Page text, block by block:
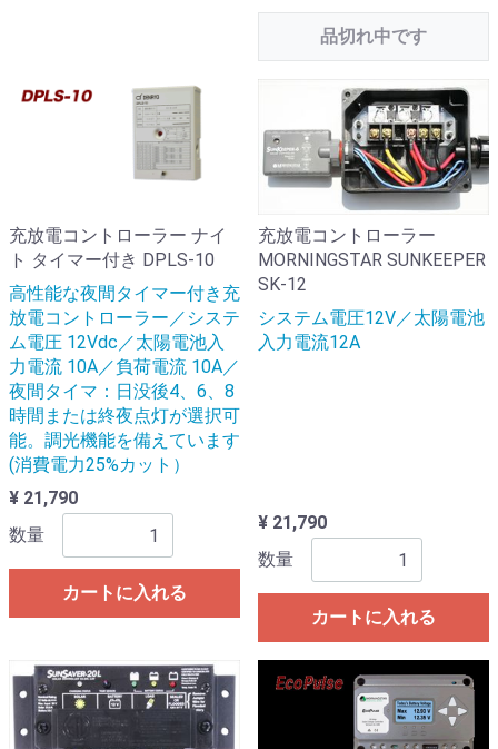
品切れ中です
充放電コントローラー ナイ
ト タイマー付き DPLS-10
高性能な夜間タイマー付き充
放電コントローラー／システ
ム電圧 12Vdc／太陽電池入
力電流 10A／負荷電流 10A／
夜間タイマ：日没後4、6、8
時間または終夜点灯が選択可
能。調光機能を備えています
(消費電力25%カット）
¥ 21,790
数量
カートに入れる
充放電コントローラー
MORNINGSTAR SUNKEEPER
SK-12
システム電圧12V／太陽電池
入力電流12A
¥ 21,790
数量
カートに入れる